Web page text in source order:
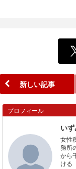
新しい記事
プロフィール
い
女性
務所
から
ける